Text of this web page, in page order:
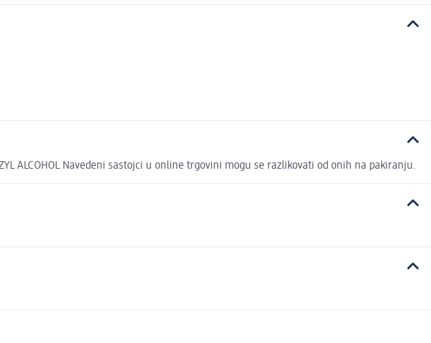
ALCOHOL Navedeni sastojci u online trgovini mogu se razlikovati od onih na pakiranju.